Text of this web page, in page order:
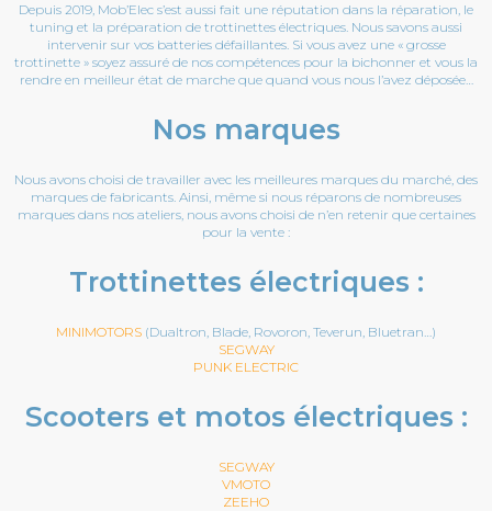
Depuis 2019, Mob’Elec s’est aussi fait une réputation dans la réparation, le
tuning et la préparation de trottinettes électriques. Nous savons aussi
intervenir sur vos batteries défaillantes. Si vous avez une « grosse
trottinette » soyez assuré de nos compétences pour la bichonner et vous la
rendre en meilleur état de marche que quand vous nous l’avez déposée…
Nos marques
Nous avons choisi de travailler avec les meilleures marques du marché, des
marques de fabricants. Ainsi, même si nous réparons de nombreuses
marques dans nos ateliers, nous avons choisi de n’en retenir que certaines
pour la vente :
Trottinettes électriques :
MINIMOTORS (Dualtron, Blade, Rovoron, Teverun, Bluetran…)
SEGWAY
PUNK ELECTRIC
Scooters et motos électriques :
SEGWAY
VMOTO
ZEEHO